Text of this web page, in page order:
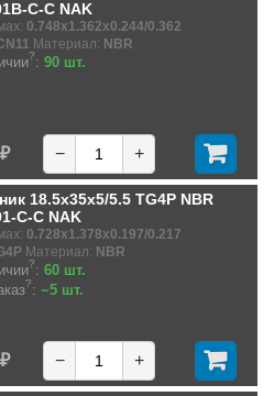
C-C NAK
0.748x1.362x0.244/0.362
Материал: NBR
?: 90 шт.
− +
18.5x35x5/5.5 TG4P NBR
C-C NAK
0.728x1.378x0.197/0.217
Материал: NBR
?: 60 шт.
?: ~5 шт.
− +